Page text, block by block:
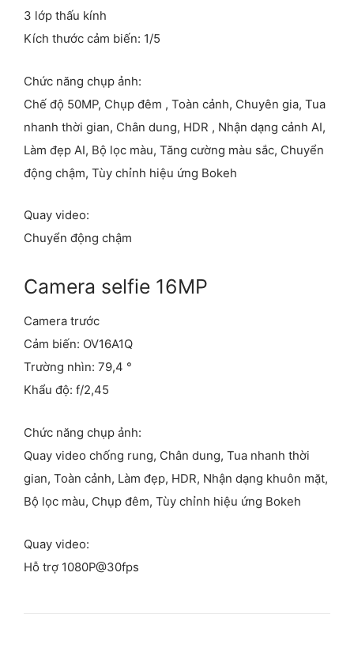
3 lớp thấu kính
Kích thước cảm biến: 1/5
Chức năng chụp ảnh:
Chế độ 50MP, Chụp đêm , Toàn cảnh, Chuyên gia, Tua
nhanh thời gian, Chân dung, HDR , Nhận dạng cảnh AI,
Làm đẹp AI, Bộ lọc màu, Tăng cường màu sắc, Chuyển
động chậm, Tùy chỉnh hiệu ứng Bokeh
Quay video:
Chuyển động chậm
Camera selfie 16MP
Camera trước
Cảm biến: OV16A1Q
Trường nhìn: 79,4 °
Khẩu độ: f/2,45
Chức năng chụp ảnh:
Quay video chống rung, Chân dung, Tua nhanh thời
gian, Toàn cảnh, Làm đẹp, HDR, Nhận dạng khuôn mặt,
Bộ lọc màu, Chụp đêm, Tùy chỉnh hiệu ứng Bokeh
Quay video:
Hỗ trợ 1080P@30fps